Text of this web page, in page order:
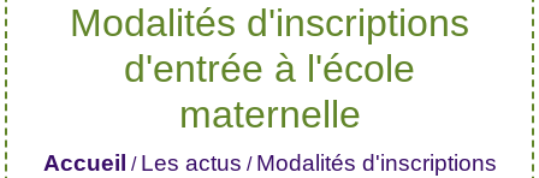
Modalités d'inscriptions
d'entrée à l'école
maternelle
Accueil / Les actus / Modalités d'inscriptions